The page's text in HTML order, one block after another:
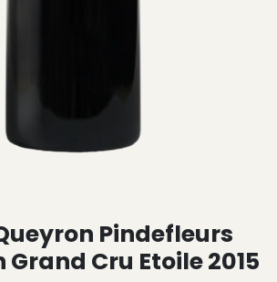
Pindefleurs
Cru Etoile 2015